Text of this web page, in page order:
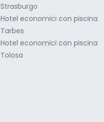
Strasburgo
Hotel economici con piscina
Tarbes
Hotel economici con piscina
Tolosa